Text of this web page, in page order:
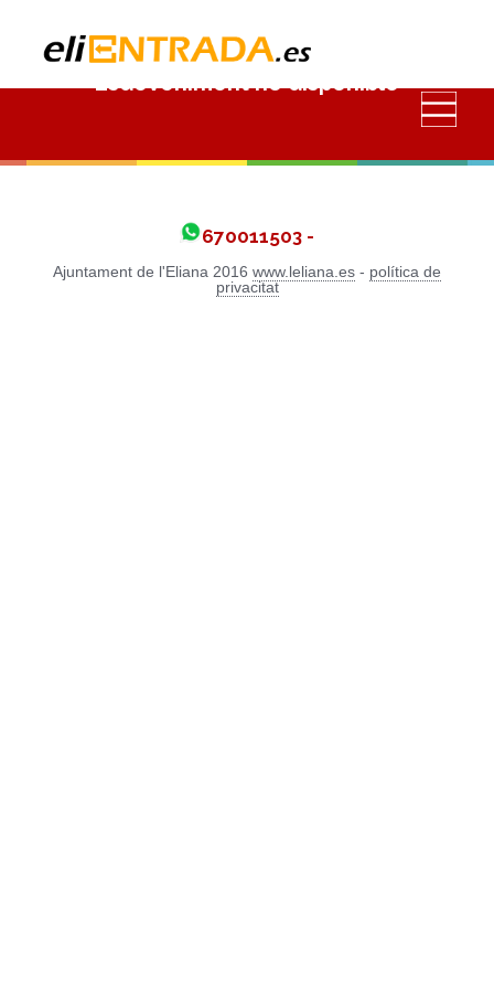
Esdeveniment no disponible
670011503 -
Ajuntament de l'Eliana 2016 www.leliana.es - política de
privacitat